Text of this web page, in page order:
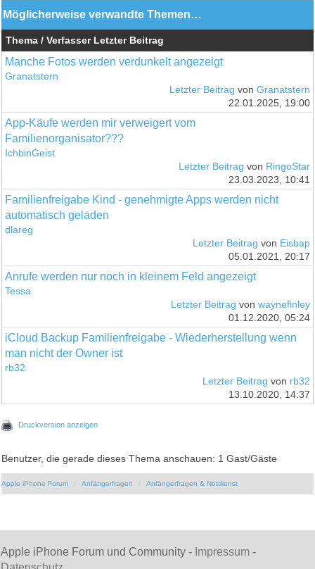
Möglicherweise verwandte Themen…
Thema / Verfasser Letzter Beitrag
Manche Fotos werden verdunkelt angezeigt
Granatstern
Letzter Beitrag von Granatstern
22.01.2025, 19:00
App-Käufe werden mir verweigert vom
Familienorganisator???
IchbinGeist
Letzter Beitrag von RingoStar
23.03.2023, 10:41
Familienfreigabe Kind - genehmigte Apps werden nicht
automatisch geladen
dlareg
Letzter Beitrag von Eisbap
05.01.2021, 20:17
Anrufe werden nur noch in kleinem Feld angezeigt
Tessa
Letzter Beitrag von waynefinley
01.12.2020, 05:24
iCloud Backup Familienfreigabe - Wiederherstellung wenn
man nicht der Owner ist
rb32
Letzter Beitrag von rb32
13.10.2020, 14:37
Druckversion anzeigen
Benutzer, die gerade dieses Thema anschauen: 1 Gast/Gäste
Apple iPhone Forum Anfängerfragen Anfängerfragen & Notdienst
Apple iPhone Forum und Community - Impressum -